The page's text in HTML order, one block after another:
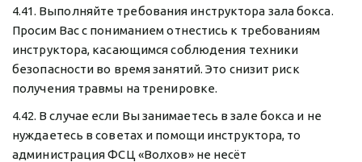
4.41. Выполняйте требования инструктора зала бокса.
Просим Вас с пониманием отнестись к требованиям
инструктора, касающимся соблюдения техники
безопасности во время занятий. Это снизит риск
получения травмы на тренировке.
4.42. В случае если Вы занимаетесь в зале бокса и не
нуждаетесь в советах и помощи инструктора, то
администрация ФСЦ «Волхов» не несёт